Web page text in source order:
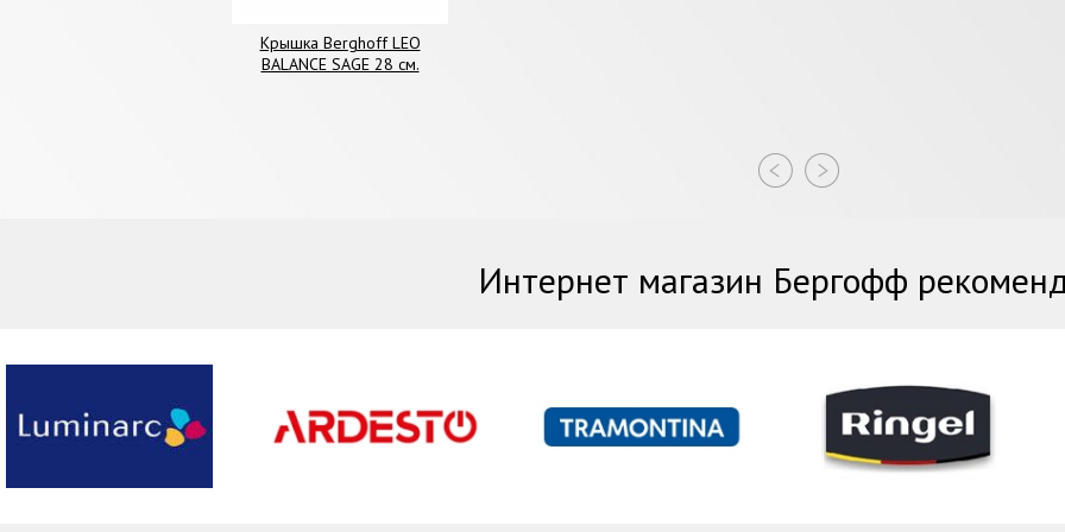
Крышка Berghoff LEO
BALANCE SAGE 28 см.
Интернет магазин Бергофф